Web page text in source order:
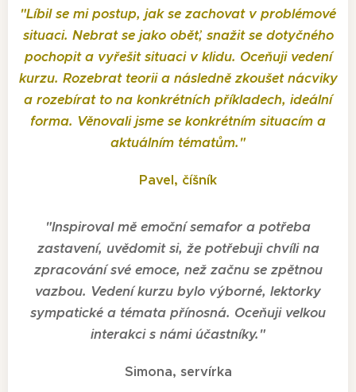
"Líbil se mi postup, jak se zachovat v problémové
situaci. Nebrat se jako oběť, snažit se dotyčného
pochopit a vyřešit situaci v klidu. Oceňuji vedení
kurzu. Rozebrat teorii a následně zkoušet nácviky
a rozebírat to na konkrétních příkladech, ideální
forma. Věnovali jsme se konkrétním situacím a
aktuálním tématům."
Pavel, číšník
"Inspiroval mě emoční semafor a potřeba
zastavení, uvědomit si, že potřebuji chvíli na
zpracování své emoce, než začnu se zpětnou
vazbou. Vedení kurzu bylo výborné, lektorky
sympatické a témata přínosná. Oceňuji velkou
interakci s námi účastníky."
Simona, servírka